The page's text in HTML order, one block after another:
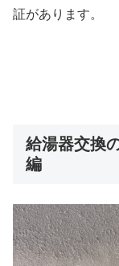
証があります。
給湯器交換
編